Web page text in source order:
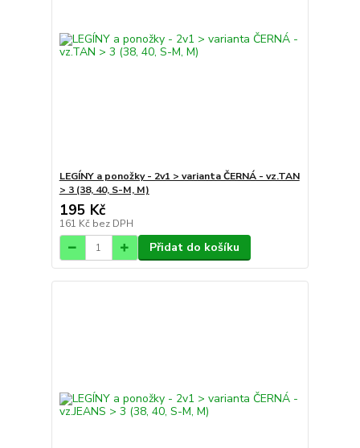
LEGÍNY a ponožky - 2v1 > varianta ČERNÁ - vz.TAN
> 3 (38, 40, S-M, M)
195 Kč
161 Kč bez DPH
Přidat do košíku